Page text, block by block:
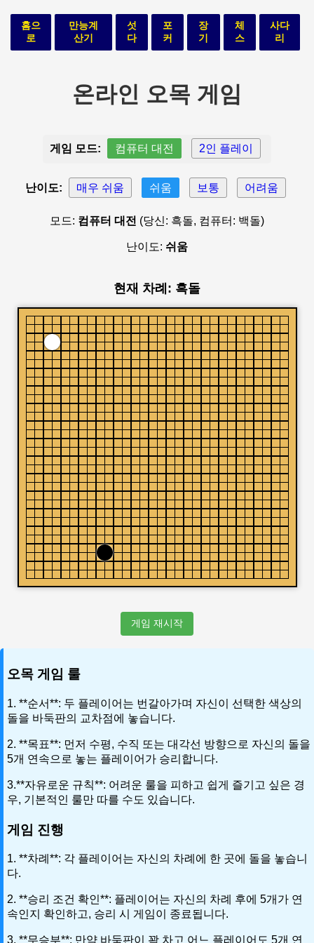
홈으
로
만능계
산기
섯
다
포
커
장
기
체
스
사다
리
온라인 오목 게임
게임 모드: 컴퓨터 대전 2인 플레이
난이도: 매우 쉬움 쉬움 보통 어려움
모드: 컴퓨터 대전 (당신: 흑돌, 컴퓨터: 백돌)
난이도: 쉬움
현재 차례: 흑돌
게임 재시작
오목 게임 룰
1. **순서**: 두 플레이어는 번갈아가며 자신이 선택한 색상의
돌을 바둑판의 교차점에 놓습니다.
2. **목표**: 먼저 수평, 수직 또는 대각선 방향으로 자신의 돌을
5개 연속으로 놓는 플레이어가 승리합니다.
3.**자유로운 규칙**: 어려운 룰을 피하고 쉽게 즐기고 싶은 경
우, 기본적인 룰만 따를 수도 있습니다.
게임 진행
1. **차례**: 각 플레이어는 자신의 차례에 한 곳에 돌을 놓습니
다.
2. **승리 조건 확인**: 플레이어는 자신의 차례 후에 5개가 연
속인지 확인하고, 승리 시 게임이 종료됩니다.
3. **무승부**: 만약 바둑판이 꽉 차고 어느 플레이어도 5개 연